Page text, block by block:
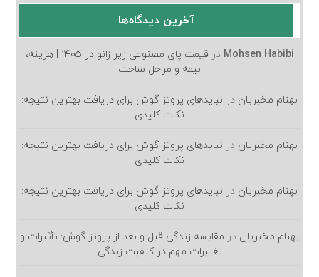
آخرین دیدگاه‌ها
Mohsen Habibi در
قیمت پای مصنوعی زیر زانو در ۱۴۰۵ | هزینه،
بیمه و مراحل ساخت
بهنام مخبریان در نبایدهای پروتز گوش برای دریافت بهترین نتیجه:
نکات کلیدی
بهنام مخبریان در نبایدهای پروتز گوش برای دریافت بهترین نتیجه:
نکات کلیدی
بهنام مخبریان در نبایدهای پروتز گوش برای دریافت بهترین نتیجه:
نکات کلیدی
بهنام مخبریان در مقایسه زندگی قبل و بعد از پروتز گوش: تأثیرات و
تغییرات مهم در کیفیت زندگی